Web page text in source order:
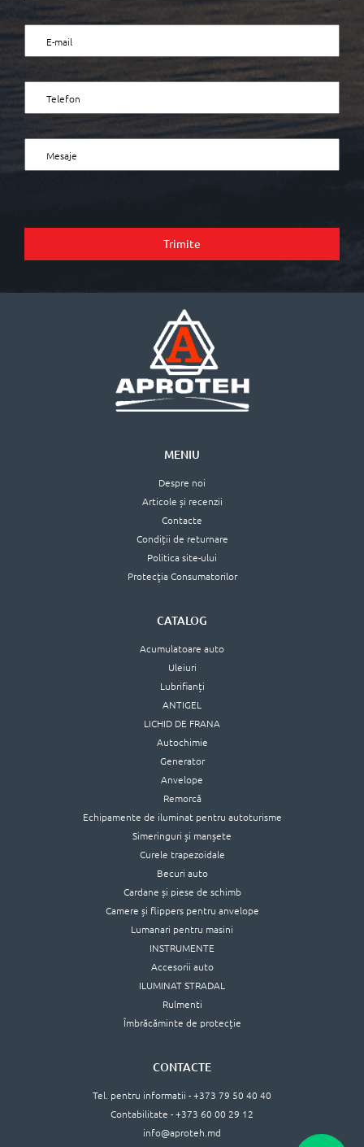
Trimite
MENIU
Despre noi
Articole și recenzii
Contacte
Condiții de returnare
Politica site-ului
Protecţia Consumatorilor
CATALOG
Acumulatoare auto
Uleiuri
Lubrifianți
ANTIGEL
LICHID DE FRANA
Autochimie
Generator
Anvelope
Remorcă
Echipamente de iluminat pentru autoturisme
Simeringuri și manșete
Curele trapezoidale
Becuri auto
Cardane și piese de schimb
Camere și flippers pentru anvelope
Lumanari pentru masini
INSTRUMENTE
Accesorii auto
ILUMINAT STRADAL
Rulmenti
Îmbrăcăminte de protecție
CONTACTE
Tel. pentru informatii - +373 79 50 40 40
Contabilitate - +373 60 00 29 12
info@aproteh.md